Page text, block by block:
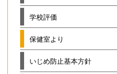
学校評価
保健室より
いじめ防止基本方針